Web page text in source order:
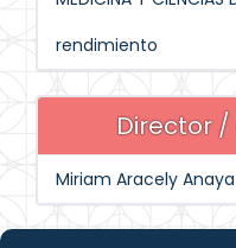
rendimiento
Director
Miriam Aracely